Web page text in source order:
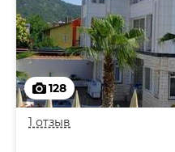
128
1 отзыв